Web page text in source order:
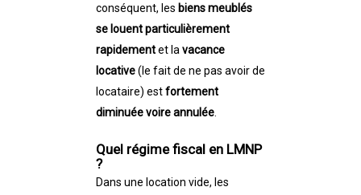
conséquent, les biens meublés
se louent particulièrement
rapidementet la vacance
locative(le fait de ne pas avoir de
locataire) estfortement
diminuée voire annulée
Quel régime fiscal en LMNP
?
Dans une location vide, les